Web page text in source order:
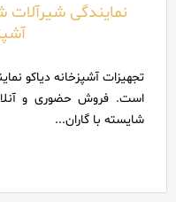
نمایندگی شیرآلات
تجهیزات آشپزخانه دیاکو
است. فروش حضوری و
شایسته با گاران...